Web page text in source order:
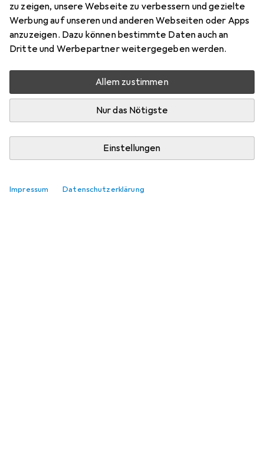
zu zeigen, unsere Webseite zu verbessern und gezielte
Werbung auf unseren und anderen Webseiten oder Apps
anzuzeigen. Dazu können bestimmte Daten auch an
Dritte und Werbepartner weitergegeben werden.
Allem zustimmen
Nur das Nötigste
Einstellungen
Impressum Datenschutzerklärung